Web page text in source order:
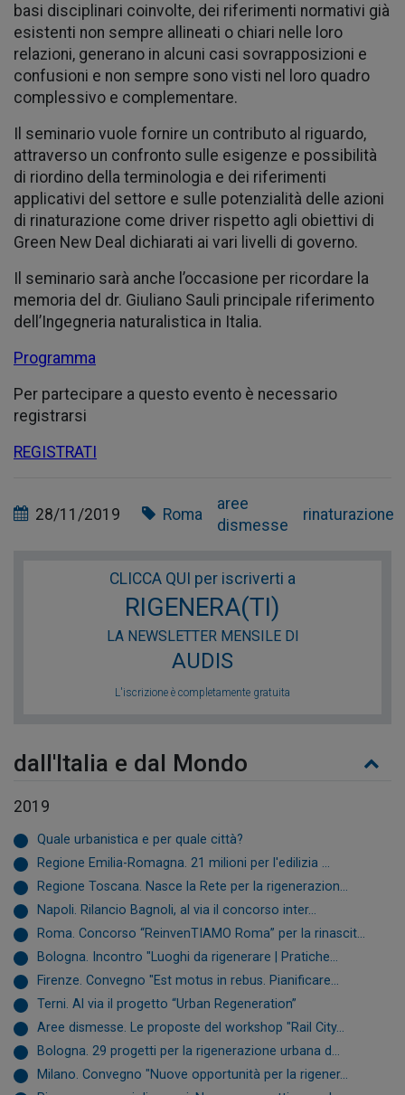
basi disciplinari coinvolte, dei riferimenti normativi già
esistenti non sempre allineati o chiari nelle loro
relazioni, generano in alcuni casi sovrapposizioni e
confusioni e non sempre sono visti nel loro quadro
complessivo e complementare.
Il seminario vuole fornire un contributo al riguardo,
attraverso un confronto sulle esigenze e possibilità
di riordino della terminologia e dei riferimenti
applicativi del settore e sulle potenzialità delle azioni
di rinaturazione come driver rispetto agli obiettivi di
Green New Deal dichiarati ai vari livelli di governo.
Il seminario sarà anche l’occasione per ricordare la
memoria del dr. Giuliano Sauli principale riferimento
dell’Ingegneria naturalistica in Italia.
Programma
Per partecipare a questo evento è necessario
registrarsi
REGISTRATI
28/11/2019 Roma
aree
dismesse
rinaturazione
CLICCA QUI per iscriverti a
RIGENERA(TI)
LA NEWSLETTER MENSILE DI
AUDIS
L'iscrizione è completamente gratuita
dall'Italia e dal Mondo
2019
Quale urbanistica e per quale città?
Regione Emilia-Romagna. 21 milioni per l'edilizia ...
Regione Toscana. Nasce la Rete per la rigenerazion...
Napoli. Rilancio Bagnoli, al via il concorso inter...
Roma. Concorso “ReinvenTIAMO Roma” per la rinascit...
Bologna. Incontro "Luoghi da rigenerare | Pratiche...
Firenze. Convegno "Est motus in rebus. Pianificare...
Terni. Al via il progetto “Urban Regeneration”
Aree dismesse. Le proposte del workshop "Rail City...
Bologna. 29 progetti per la rigenerazione urbana d...
Milano. Convegno "Nuove opportunità per la rigener...